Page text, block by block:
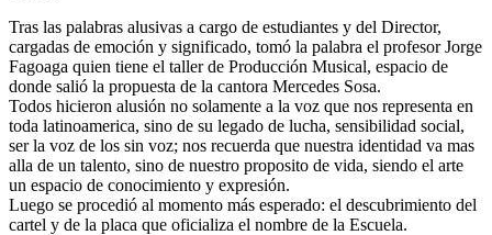
​Tras las palabras alusivas a cargo de estudiantes y del Director,
cargadas de emoción y significado, tomó la palabra el profesor Jorge
Fagoaga quien tiene el taller de Producción Musical, espacio de
donde salió la propuesta de la cantora Mercedes Sosa.
Todos hicieron alusión no solamente a la voz que nos representa en
toda latinoamerica, sino de su legado de lucha, sensibilidad social,
ser la voz de los sin voz; nos recuerda que nuestra identidad va mas
alla de un talento, sino de nuestro proposito de vida, siendo el arte
un espacio de conocimiento y expresión.
Luego se procedió al momento más esperado: el descubrimiento del
cartel y de la placa que oficializa el nombre de la Escuela.